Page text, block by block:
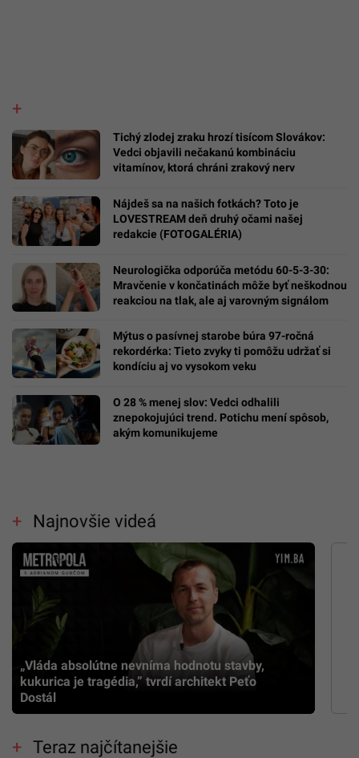
Tichý zlodej zraku hrozí tisícom Slovákov:
Vedci objavili nečakanú kombináciu
vitamínov, ktorá chráni zrakový nerv
Nájdeš sa na našich fotkách? Toto je
LOVESTREAM deň druhý očami našej
redakcie (FOTOGALÉRIA)
Neurologička odporúča metódu 60-5-3-30:
Mravčenie v končatinách môže byť neškodnou
reakciou na tlak, ale aj varovným signálom
Mýtus o pasívnej starobe búra 97-ročná
rekordérka: Tieto zvyky ti pomôžu udržať si
kondíciu aj vo vysokom veku
O 28 % menej slov: Vedci odhalili
znepokojujúci trend. Potichu mení spôsob,
akým komunikujeme
Najnovšie videá
„Vláda absolútne nevníma hodnotu stavby,
kukurica je tragédia,” tvrdí architekt Peťo
Dostál
Teraz najčítanejšie